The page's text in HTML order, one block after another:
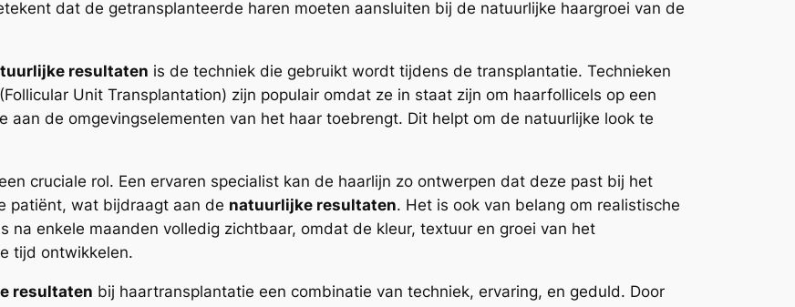
dat de getransplanteerde haren moeten aansluiten bij de natuurlijke haargroei van de
resultaten is de techniek die gebruikt wordt tijdens de transplantatie. Technieken
Unit Transplantation) zijn populair omdat ze in staat zijn om haarfollicels op een
aan de omgevingselementen van het haar toebrengt. Dit helpt om de natuurlijke look te
cruciale rol. Een ervaren specialist kan de haarlijn zo ontwerpen dat deze past bij het
patiënt, wat bijdraagt aan de natuurlijke resultaten. Het is ook van belang om realistische
na enkele maanden volledig zichtbaar, omdat de kleur, textuur en groei van het
tijd ontwikkelen.
resultaten bij haartransplantatie een combinatie van techniek, ervaring, en geduld. Door